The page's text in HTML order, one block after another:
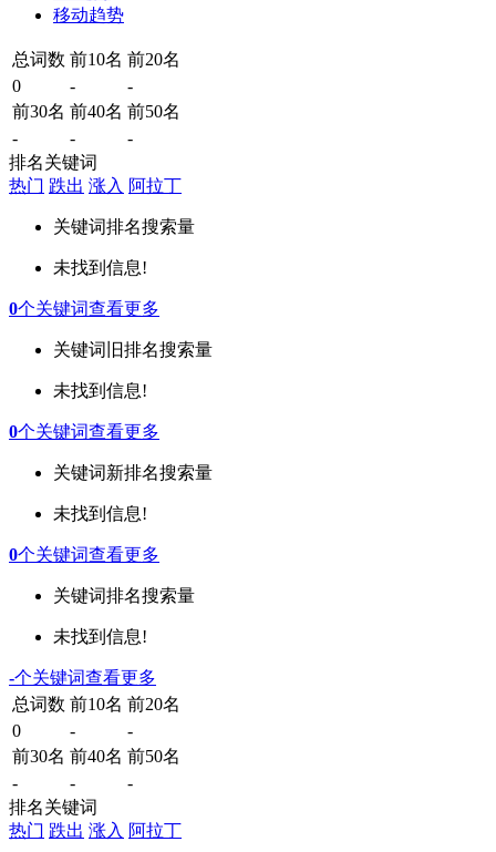
移动趋势
总词数 前10名 前20名
0
-
-
前30名 前40名 前50名
-
-
-
排名关键词
热门 跌出 涨入 阿拉丁
关键词排名搜索量
未找到信息!
0个关键词查看更多
关键词 旧排名搜索量
未找到信息!
0个关键词查看更多
关键词新排名搜索量
未找到信息!
0个关键词查看更多
关键词排名搜索量
未找到信息!
-个关键词查看更多
总词数 前10名 前20名
0
-
-
前30名 前40名 前50名
-
-
-
排名关键词
热门 跌出 涨入 阿拉丁